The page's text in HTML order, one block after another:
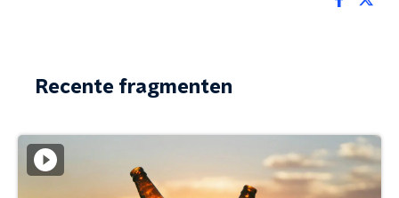
Recente fragmenten